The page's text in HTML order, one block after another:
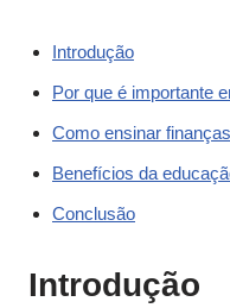
Introdução
Por que é importante
Como ensinar
Benefícios da
Conclusão
Introdução